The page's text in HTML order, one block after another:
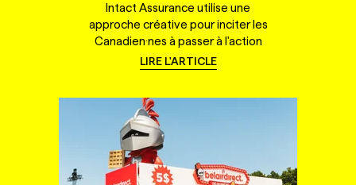
Intact Assurance utilise une
approche créative pour inciter les
Canadien·nes à passer à l'action
LIRE L'ARTICLE